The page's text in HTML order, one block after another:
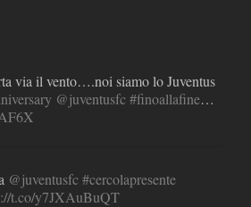
via il vento….noi siamo lo Juventus
@juventusfc#finoallafine…
@juventusfc#cercolapresente
t.co/y7JXAuBuQT